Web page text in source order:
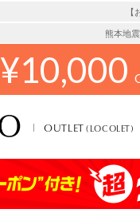
熊本地
¥10,000
OUTLET(LOCOLET)